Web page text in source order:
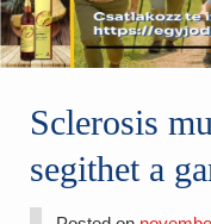
Sclerosis
segithet a